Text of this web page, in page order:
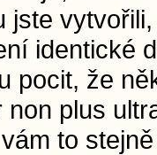
jste
identické
pocit, že
plus
to